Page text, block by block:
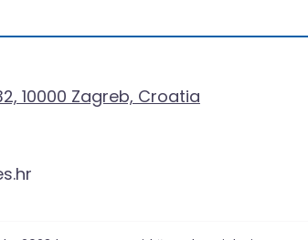
10000 Zagreb, Croatia